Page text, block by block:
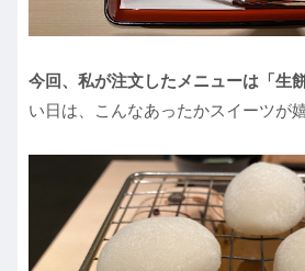
今回、私が注文したメニューは「生
い日は、こんなあったかスイーツが